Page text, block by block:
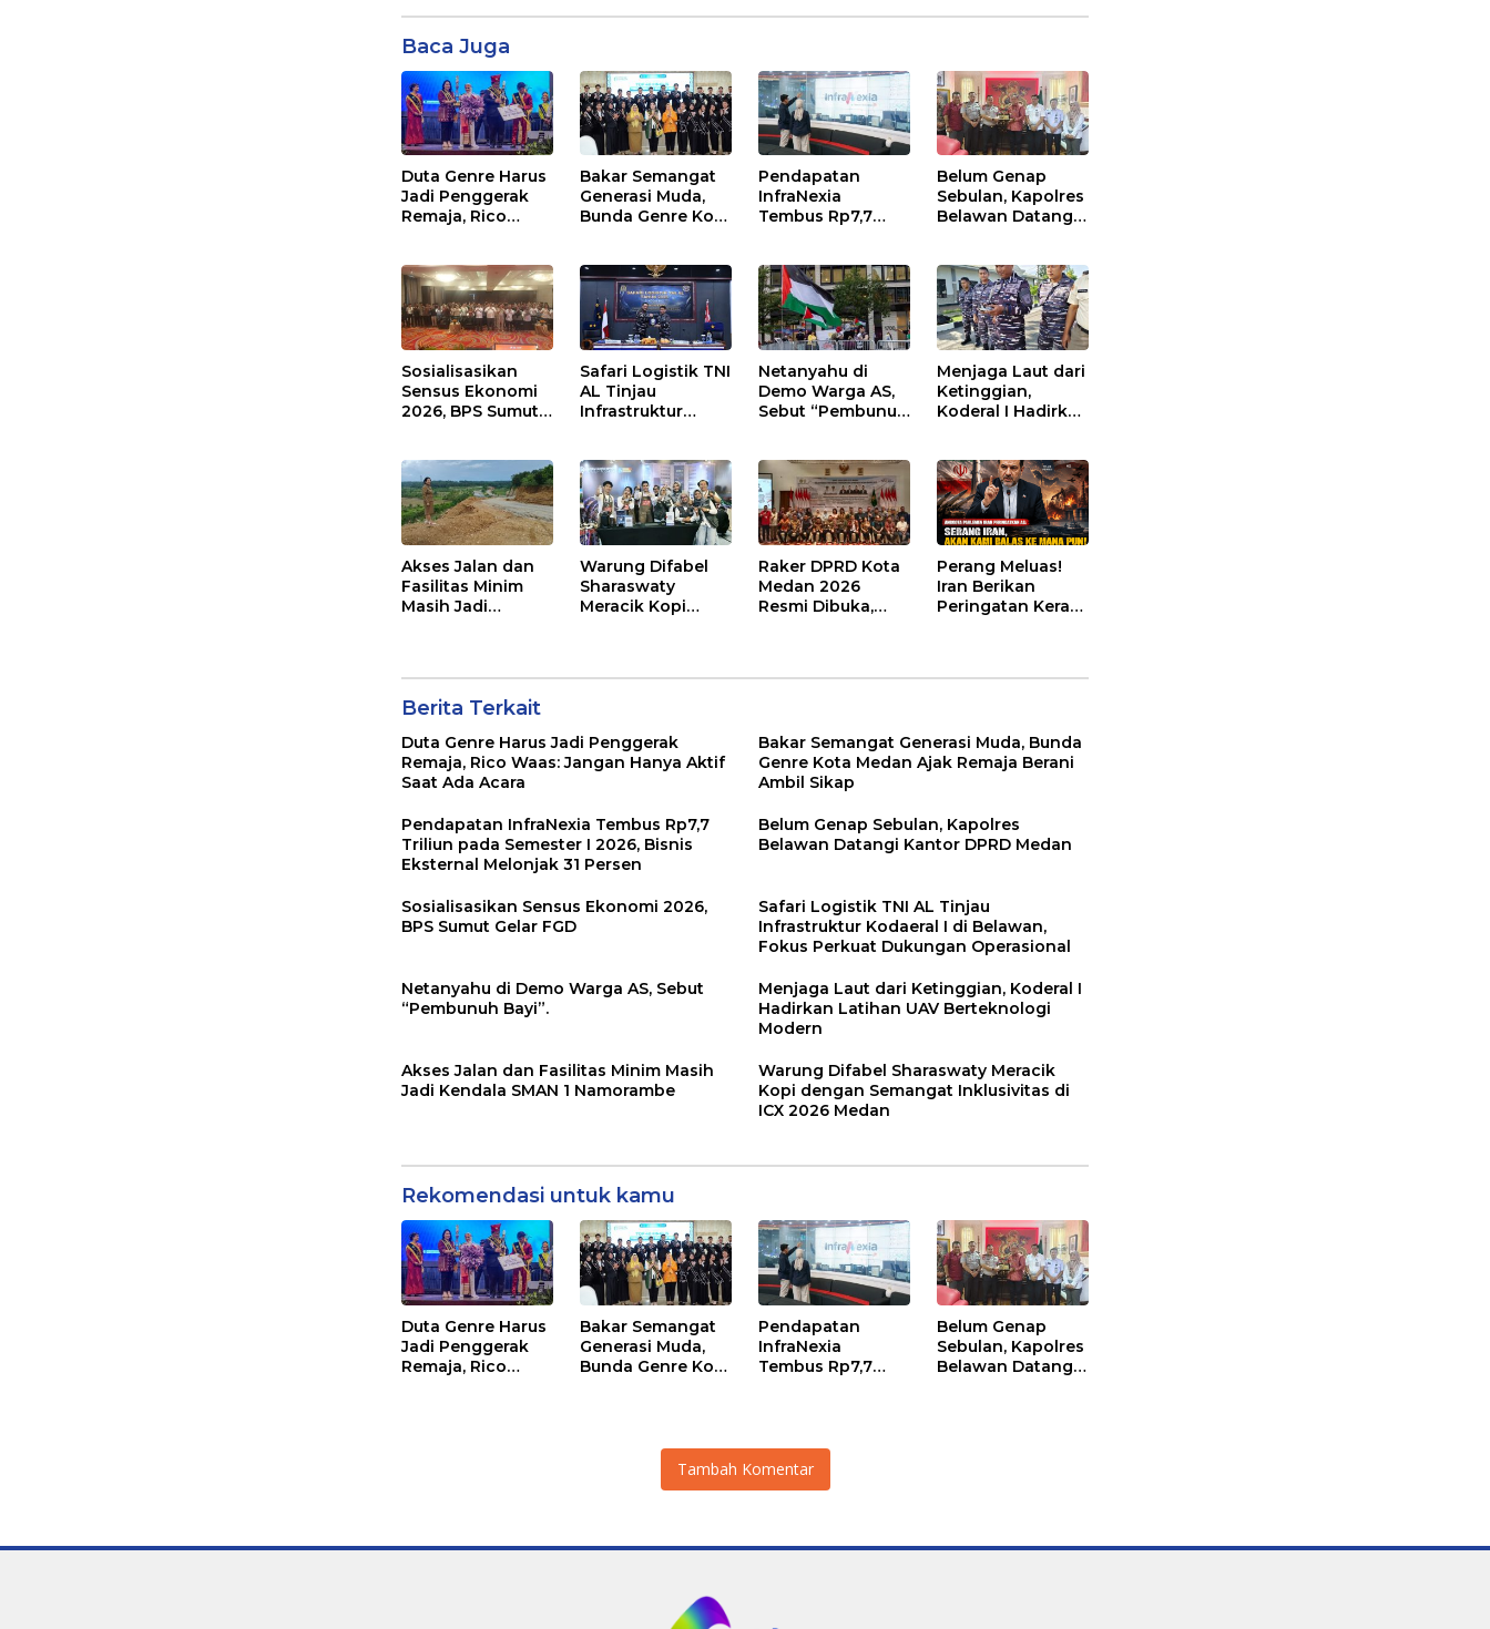
Baca Juga
Duta Genre Harus
Jadi Penggerak
Remaja, Rico
Ada Acara
Bakar Semangat
Generasi Muda,
Bunda Genre Kota
Ambil Sikap
Pendapatan
InfraNexia
Tembus Rp7,7
Bisnis Eksternal
Melonjak 31
Persen
Belum Genap
Sebulan, Kapolres
Belawan Datangi
Sosialisasikan
Sensus Ekonomi
2026, BPS Sumut
Safari Logistik TNI
AL Tinjau
Infrastruktur
Perkuat
Dukungan
Operasional
Netanyahu di
Demo Warga AS,
Sebut “Pembunuh
Menjaga Laut dari
Ketinggian,
Koderal I Hadirkan
Modern
Akses Jalan dan
Fasilitas Minim
Masih Jadi
Warung Difabel
Sharaswaty
Meracik Kopi
2026 Medan
Raker DPRD Kota
Medan 2026
Resmi Dibuka,
Digital
Perang Meluas!
Iran Berikan
Peringatan Keras
Berita Terkait
Duta Genre Harus Jadi Penggerak
Remaja, Rico Waas: Jangan Hanya Aktif
Saat Ada Acara
Bakar Semangat Generasi Muda, Bunda
Genre Kota Medan Ajak Remaja Berani
Ambil Sikap
Pendapatan InfraNexia Tembus Rp7,7
Triliun pada Semester I 2026, Bisnis
Eksternal Melonjak 31 Persen
Belum Genap Sebulan, Kapolres
Belawan Datangi Kantor DPRD Medan
Sosialisasikan Sensus Ekonomi 2026,
BPS Sumut Gelar FGD
Safari Logistik TNI AL Tinjau
Infrastruktur Kodaeral I di Belawan,
Fokus Perkuat Dukungan Operasional
Netanyahu di Demo Warga AS, Sebut
“Pembunuh Bayi”.
Menjaga Laut dari Ketinggian, Koderal I
Hadirkan Latihan UAV Berteknologi
Modern
Akses Jalan dan Fasilitas Minim Masih
Jadi Kendala SMAN 1 Namorambe
Warung Difabel Sharaswaty Meracik
Kopi dengan Semangat Inklusivitas di
ICX 2026 Medan
Rekomendasi untuk kamu
Duta Genre Harus
Jadi Penggerak
Remaja, Rico
Bakar Semangat
Generasi Muda,
Bunda Genre Kota
Pendapatan
InfraNexia
Tembus Rp7,7
Melonjak 31
Persen
Belum Genap
Sebulan, Kapolres
Belawan Datangi
Tambah Komentar